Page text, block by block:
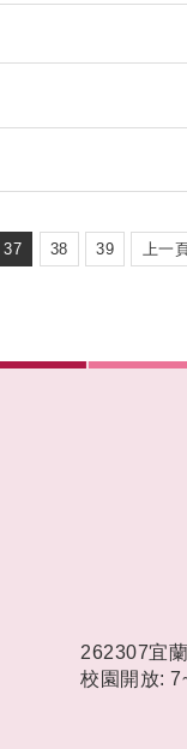
37 38 39 上一
262307宜
校園開放: